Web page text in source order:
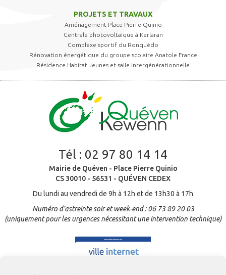
PROJETS ET TRAVAUX
Aménagement Place Pierre Quinio
Centrale photovoltaïque à Kerlaran
Complexe sportif du Ronquédo
Rénovation énergétique du groupe scolaire Anatole France
Résidence Habitat Jeunes et salle intergénérationnelle
Tél : 02 97 80 14 14
Mairie de Quéven - Place Pierre Quinio
CS 30010 - 56531 - QUÉVEN CEDEX
Du lundi au vendredi de 9h à 12h et de 13h30 à 17h
Numéro d’astreinte soir et week-end : 06 73 89 20 03
(uniquement pour les urgences nécessitant une intervention technique)